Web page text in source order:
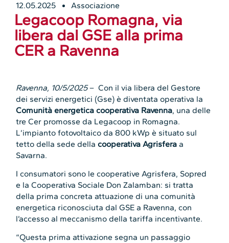
12.05.2025 Associazione
Legacoop Romagna, via
libera dal GSE alla prima
CER a Ravenna
Ravenna, 10/5/2025– Con il via libera del Gestore
dei servizi energetici (Gse) è diventata operativa la
Comunità energetica cooperativa Ravenna, una delle
tre Cer promosse da Legacoop in Romagna.
L’impianto fotovoltaico da 800 kWp è situato sul
tetto della sede dellacooperativa Agrisfera a
Savarna.
I consumatori sono le cooperative Agrisfera, Sopred
e la Cooperativa Sociale Don Zalamban: si tratta
della prima concreta attuazione di una comunità
energetica riconosciuta dal GSE a Ravenna, con
l’accesso al meccanismo della tariffa incentivante.
“Questa prima attivazione segna un passaggio